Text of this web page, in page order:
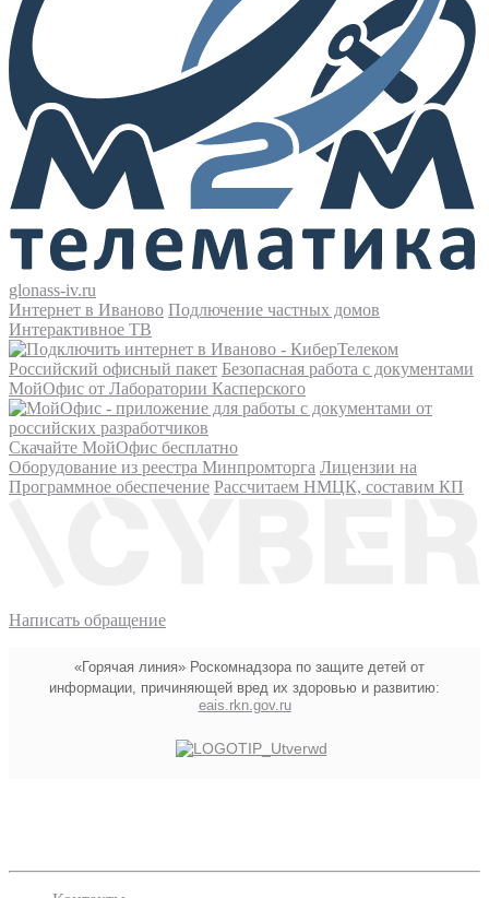
glonass-iv.ru
Интернет в Иваново Подлючение частных домов
Интерактивное ТВ
Российский офисный пакет Безопасная работа с документами
МойОфис от Лаборатории Касперского
Скачайте МойОфис бесплатно
Оборудование из реестра Минпромторга Лицензии на
Программное обеспечение Рассчитаем НМЦК, составим КП
Написать обращение
«Горячая линия» Роскомнадзора по защите детей от
информации, причиняющей вред их здоровью и развитию:
eais.rkn.gov.ru